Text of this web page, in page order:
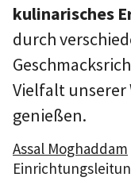
kulinarisches
durch
Vielfalt unserer
genießen.
Assal Moghaddam